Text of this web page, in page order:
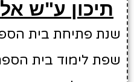
תיכון ע"ש
שנת פתיחת בית הספר:
שפת לימוד בית